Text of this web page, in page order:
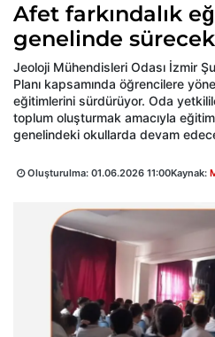
Afet farkındalık
genelinde sürecek
Jeoloji Mühendisleri Odası İzmir
Planı kapsamında öğrencilere
eğitimlerini sürdürüyor. Oda
toplum oluşturmak amacıyla eğitim
genelindeki okullarda devam
Oluşturulma: 01.06.2026 11:00Kaynak: